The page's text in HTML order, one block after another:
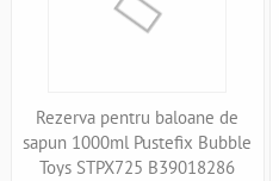
Rezerva pentru baloane de
sapun 1000ml Pustefix Bubble
Toys STPX725 B39018286